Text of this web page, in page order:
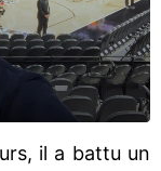
il a battu un